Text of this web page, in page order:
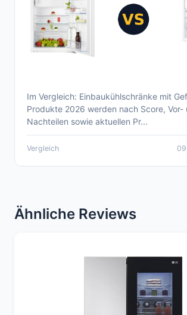
Aktueller Einbaukühlschrank mit
Produkte Vergleich 2026
Im Vergleich: Einbaukühlschränke mit
Produkte 2026 werden nach Score, Vor-
Nachteilen sowie aktuellen Pr...
Vergleich
Ähnliche Reviews